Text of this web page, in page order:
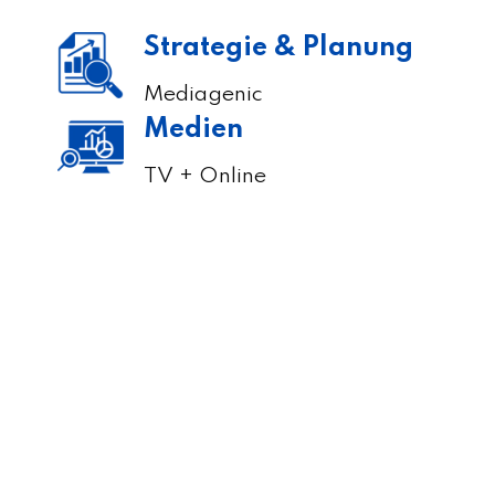
Strategie & Planung
Mediagenic
Medien
TV + Online